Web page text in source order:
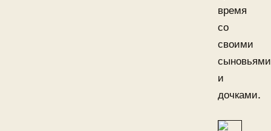
время
со
своими
сыновьями
и
дочками.